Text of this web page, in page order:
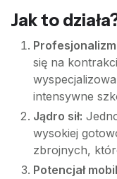
Jak to
się na
intensywne
Jądro sił:
wysokiej
zbrojnych,
Potencjał